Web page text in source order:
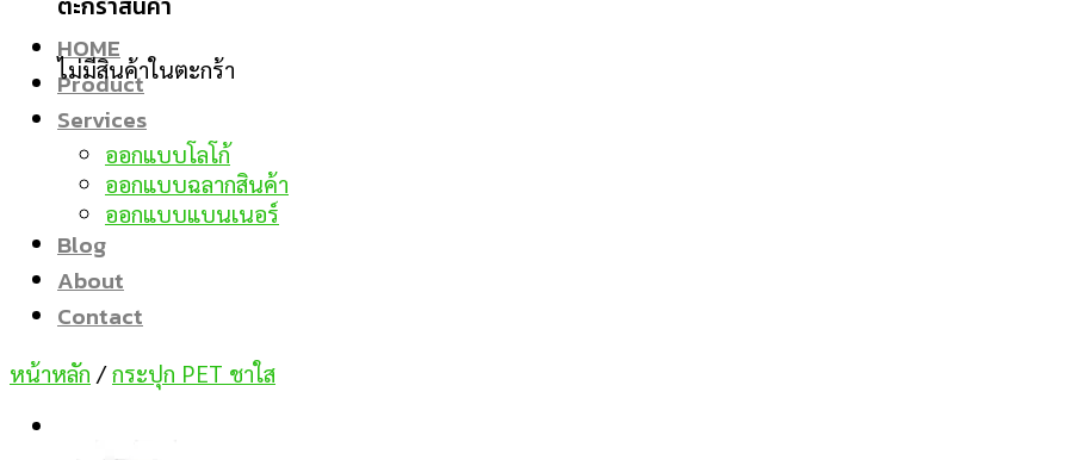
ไม่มีสินค้าในตะกร้า
HOME
Product
Services
ออกแบบโลโก้
ออกแบบฉลากสินค้า
ออกแบบแบนเนอร์
Blog
About
Contact
หน้าหลัก / กระปุก PET ชาใส